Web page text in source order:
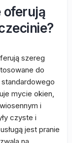
oferują
szereg
do
mycie okien,
i
czyste i
jest pranie